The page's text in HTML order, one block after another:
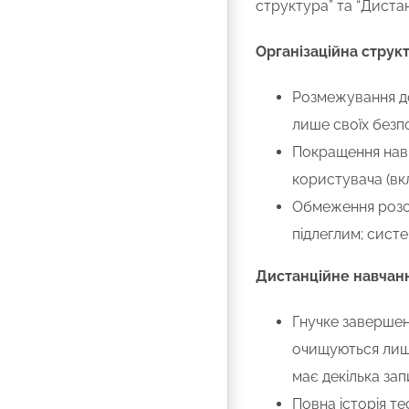
структура” та
Організаційна
Розмежування
лише своїх
Покращення
користувача
Обмеження
підлеглим;
Дистанційне
Гнучке
очищуються
має декілька
Повна історія